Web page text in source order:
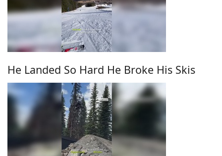
He Landed So Hard He Broke His Skis